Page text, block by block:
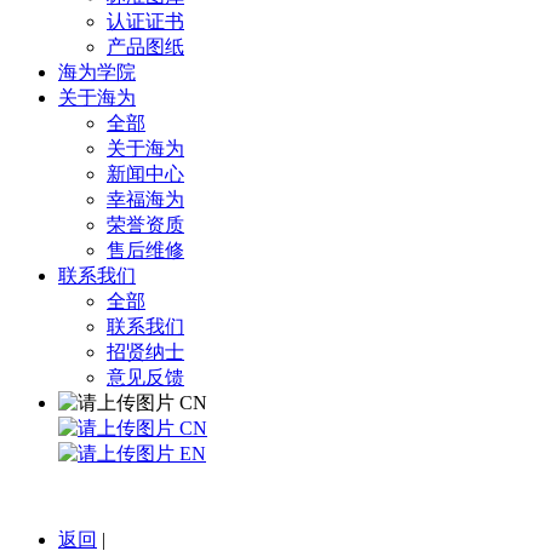
认证证书
产品图纸
海为学院
关于海为
全部
关于海为
新闻中心
幸福海为
荣誉资质
售后维修
联系我们
全部
联系我们
招贤纳士
意见反馈
CN
CN
EN
返回 |